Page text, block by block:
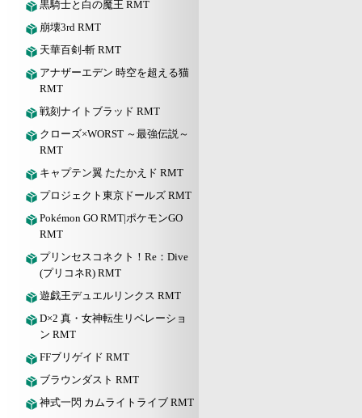
黒騎士と白の魔王 RMT
崩壊3rd RMT
天華百剣-斬 RMT
アナザーエデン 時空を超える猫
RMT
戦刻ナイトブラッド RMT
クローズ×WORST ～最強伝説～
RMT
キャプテン翼 たたかえド RMT
プロジェクト東京ドールズ RMT
Pokémon GO RMT|ポケモンGO
RMT
プリンセスコネクト！Re：Dive
(プリコネR) RMT
遊戯王デュエルリンクス RMT
D×2 真・女神転生リベレーショ
ン RMT
FFブリゲイド RMT
ブラウンダスト RMT
神式一閃 カムライトライブ RMT